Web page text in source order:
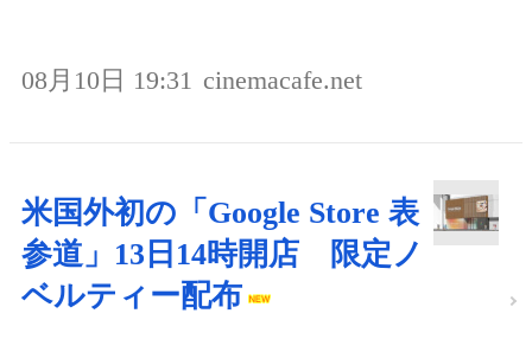
08月10日 19:31 cinemacafe.net
米国外初の「Google Store 表
参道」13日14時開店 限定ノ
ベルティー配布